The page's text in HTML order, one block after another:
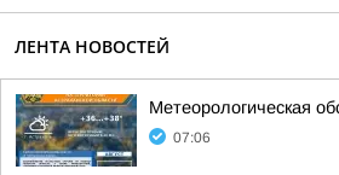
ЛЕНТА НОВОСТЕЙ
Метеорологическая
07:06